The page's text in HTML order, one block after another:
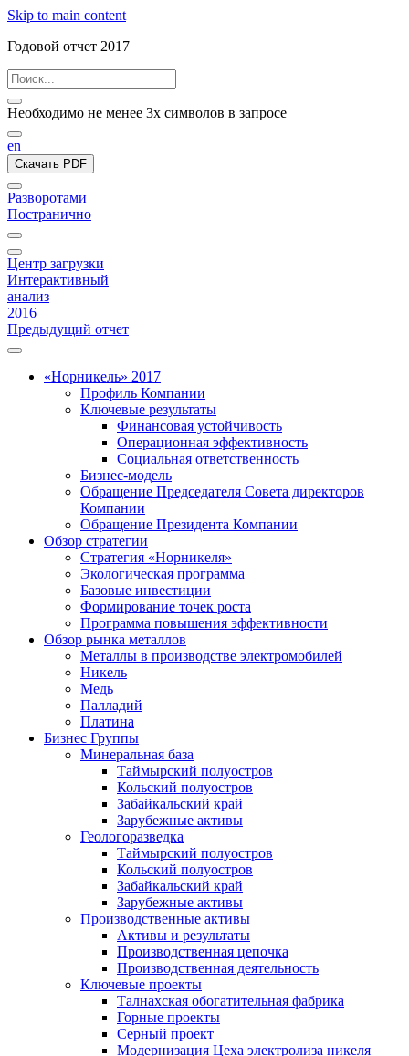
Skip to main content
Годовой отчет 2017
Необходимо не менее 3х символов в запросе
en
Скачать PDF
Разворотами
Постранично
Центр загрузки
Интерактивный
анализ
2016
Предыдущий отчет
«Норникель» 2017
Профиль Компании
Ключевые результаты
Финансовая устойчивость
Операционная эффективность
Социальная ответственность
Бизнес-модель
Обращение Председателя Совета директоров
Компании
Обращение Президента Компании
Обзор стратегии
Стратегия «Норникеля»
Экологическая программа
Базовые инвестиции
Формирование точек роста
Программа повышения эффективности
Обзор рынка металлов
Металлы в производстве электромобилей
Никель
Медь
Палладий
Платина
Бизнес Группы
Минеральная база
Таймырский полуостров
Кольский полуостров
Забайкальский край
Зарубежные активы
Геологоразведка
Таймырский полуостров
Кольский полуостров
Забайкальский край
Зарубежные активы
Производственные активы
Активы и результаты
Производственная цепочка
Производственная деятельность
Ключевые проекты
Талнахская обогатительная фабрика
Горные проекты
Серный проект
Модернизация Цеха электролиза никеля